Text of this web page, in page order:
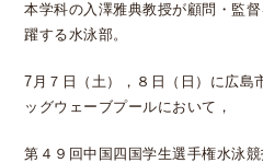
本学科の入澤雅典教授が顧問・監
躍する水泳部。
7月７日（土），８日（日）に広島
ッグウェーブプールにおいて，
第４９回中国四国学生選手権水泳